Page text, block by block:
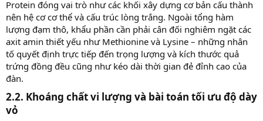
Protein đóng vai trò như các khối xây dựng cơ bản cấu thành
nên hệ cơ cơ thể và cấu trúc lòng trắng. Ngoài tổng hàm
lượng đạm thô, khẩu phần cần phải cân đối nghiêm ngặt các
axit amin thiết yếu như Methionine và Lysine – những nhân
tố quyết định trực tiếp đến trọng lượng và kích thước quả
trứng đồng đều cũng như kéo dài thời gian đẻ đỉnh cao của
đàn.
2.2. Khoáng chất vi lượng và bài toán tối ưu độ dày
vỏ​